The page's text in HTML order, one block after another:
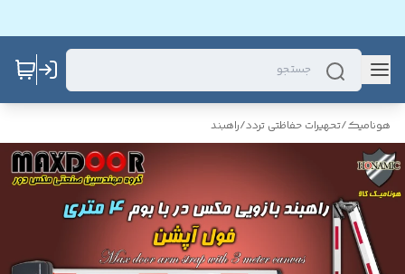
هونامیک/تحهیرات حفاظتی تردد/راهبند